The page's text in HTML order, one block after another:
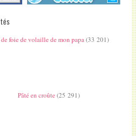
de foie de volaille de mon papa(33 201)
Pâté en croûte(25 291)